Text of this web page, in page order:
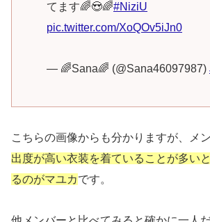
てます🌈😍🌈#NiziU
pic.twitter.com/XoQOv5iJn0
— 🌈Sana🌈 (@Sana46097987)
こちらの画像からも分かりますが、メ
出度が高い衣装を着ていることが多い
るのがマユカです。